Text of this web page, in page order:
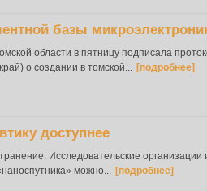
базы
области в пятницу подписала
о создании в томской... [подробнее]
доступнее
Исследовательские
можно... [подробнее]